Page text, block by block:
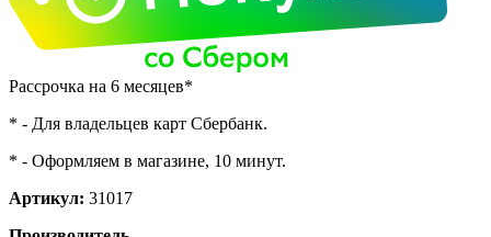
Рассрочка на 6 месяцев*
* - Для владельцев карт Сбербанк.
* - Оформляем в магазине, 10 минут.
Артикул: 31017